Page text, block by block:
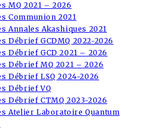
MQ 2021 – 2026
Communion 2021
Annales Akashiques 2021
Débrief GCDMQ 2022-2026
Débrief GCD 2021 – 2026
Débrief MQ 2021 – 2026
Débrief LSQ 2024-2026
Débrief VQ
Débrief CTMQ 2023-2026
Atelier Laboratoire Quantum